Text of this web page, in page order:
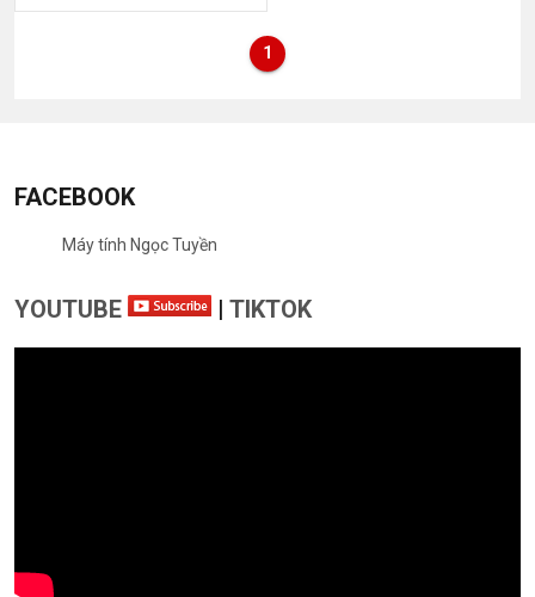
1
FACEBOOK
Máy tính Ngọc Tuyền
YOUTUBE | TIKTOK